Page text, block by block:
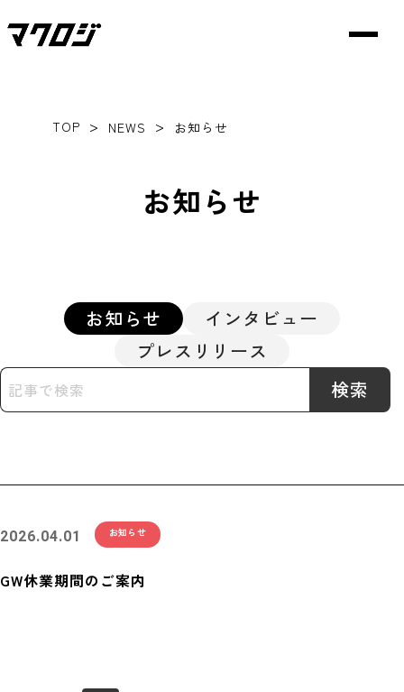
TOP > NEWS > お知らせ
お知らせ
お知らせ
インタビュー
プレスリリース
検索
2026.04.01 お知らせ
GW休業期間のご案内